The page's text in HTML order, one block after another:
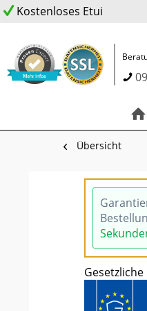
Kostenloses Etui
Übersicht